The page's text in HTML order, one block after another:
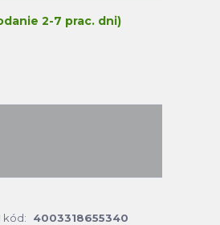
2-7 prac. dni)
kód:
4003318655340